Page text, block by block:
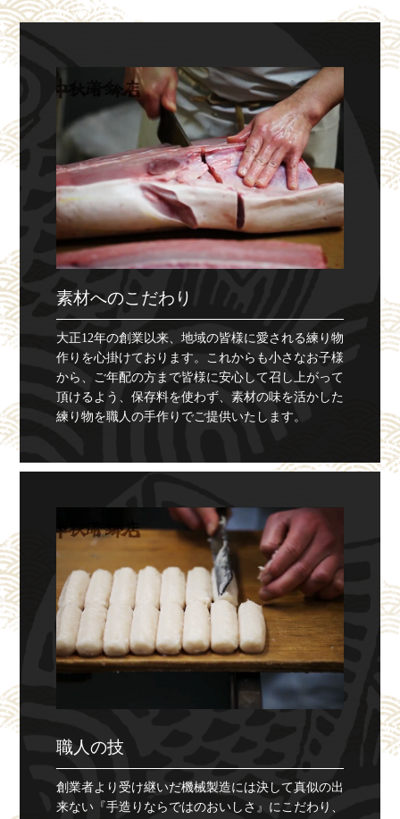
素材へのこだわり
大正12年の創業以来、地域の皆様に愛される練り物
作りを心掛けております。これからも小さなお子様
から、ご年配の方まで皆様に安心して召し上がって
頂けるよう、保存料を使わず、素材の味を活かした
練り物を職人の手作りでご提供いたします。
職人の技
創業者より受け継いだ機械製造には決して真似の出
来ない『手造りならではのおいしさ』にこだわり、